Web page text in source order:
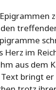
Herz im
aus dem
bringt